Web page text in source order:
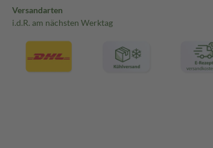
Versandarten
i.d.R. am nächsten Werktag